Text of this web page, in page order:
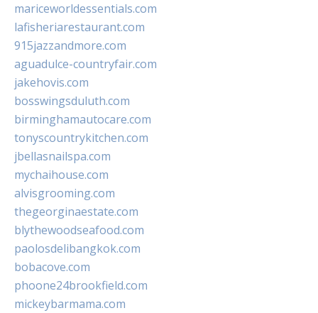
mariceworldessentials.com
lafisheriarestaurant.com
915jazzandmore.com
aguadulce-countryfair.com
jakehovis.com
bosswingsduluth.com
birminghamautocare.com
tonyscountrykitchen.com
jbellasnailspa.com
mychaihouse.com
alvisgrooming.com
thegeorginaestate.com
blythewoodseafood.com
paolosdelibangkok.com
bobacove.com
phoone24brookfield.com
mickeybarmama.com